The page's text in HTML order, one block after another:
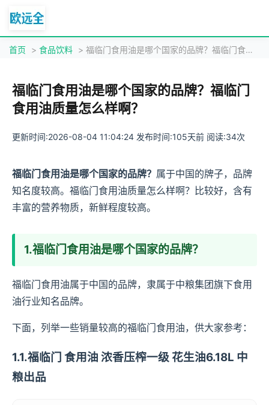
首页 > 食品饮料 > 福临门食用油是哪个国家的品牌？福临门食用油质量怎么样啊？
福临门食用油是哪个国家的品牌？福临门
食用油质量怎么样啊？
更新时间:2026-08-04 11:04:24 发布时间:105天前 阅读:34次
福临门食用油是哪个国家的品牌？ 属于中国的牌子，品牌
知名度较高。福临门食用油质量怎么样啊？比较好，含有
丰富的营养物质，新鲜程度较高。
1.福临门食用油是哪个国家的品牌？
福临门食用油属于中国的品牌，隶属于中粮集团旗下食用
油行业知名品牌。
下面，列举一些销量较高的福临门食用油，供大家参考：
1.1.福临门 食用油 浓香压榨一级 花生油6.18L 中
粮出品